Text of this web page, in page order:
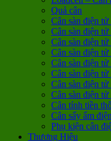
Quả cân
Cân sàn điện
Cân sàn điện tử
Cân sàn điện tử
Cân sàn điện tử
Cân sàn điện tử
Cân sàn điện tử
Cân sàn điện tử
Cân sàn điện tử
Cân tính tiền
Cân sấy ẩm
Phụ kiện cân
Thương Hiệu